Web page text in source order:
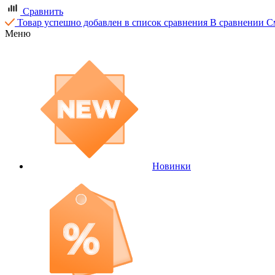
Сравнить
Товар успешно добавлен в список сравнения В сравнении
Меню
Новинки